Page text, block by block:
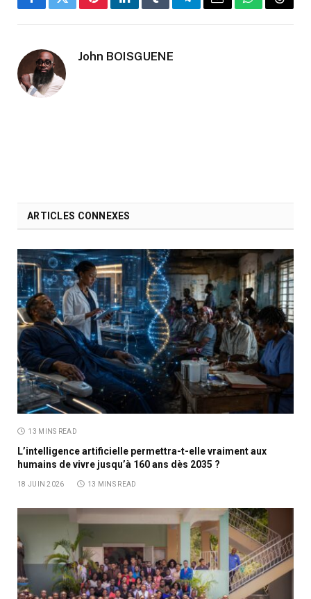
FacebookTwitterPinterestLinkedInTumblrTelegramEmailWhatsApp
John BOISGUENE
ARTICLES CONNEXES
13 MINS READ
L’intelligence artificielle permettra-t-elle vraiment aux
humains de vivre jusqu’à 160 ans dès 2035 ?
18 JUIN 2026 13 MINS READ